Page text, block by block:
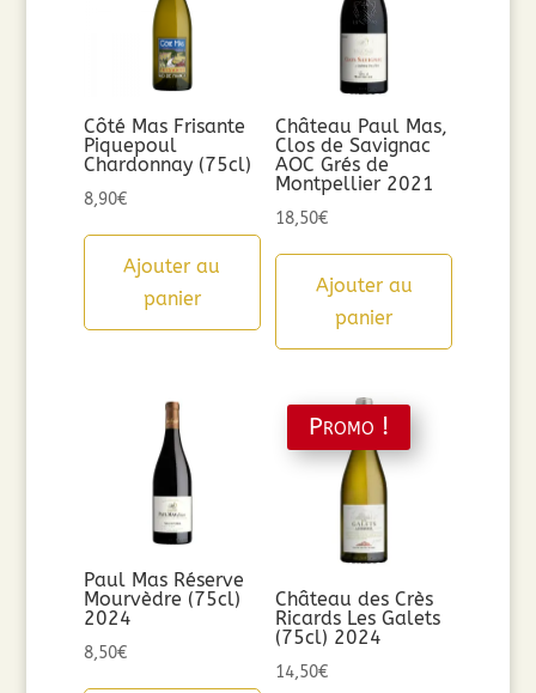
Côté Mas Frisante
Piquepoul
Chardonnay (75cl)
8,90€
Ajouter au
panier
Château Paul Mas,
Clos de Savignac
AOC Grés de
Montpellier 2021
18,50€
Ajouter au
panier
Paul Mas Réserve
Mourvèdre (75cl)
2024
8,50€
Promo !
Château des Crès
Ricards Les Galets
(75cl) 2024
14,50€